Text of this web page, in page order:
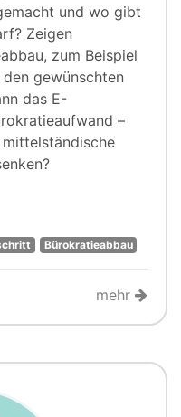
und wo gibt
Zeigen
zum Beispiel
gewünschten
das E-
–
Bürokratieabbau
mehr